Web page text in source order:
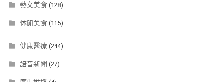
藝文美食(128)
休閒美食(115)
健康醫療(244)
語音新聞 (27)